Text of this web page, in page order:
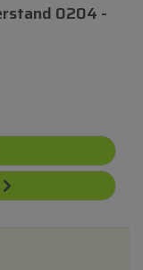
0204 -